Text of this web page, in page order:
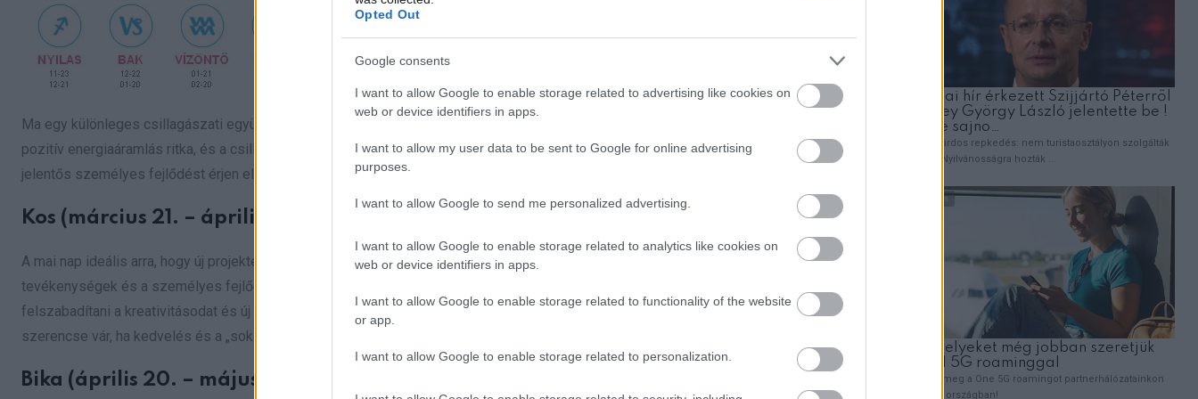
Opted Out
Google consents
I want to allow Google to enable storage related to advertising like cookies on
web or device identifiers in apps.
I want to allow my user data to be sent to Google for online advertising
purposes.
I want to allow Google to send me personalized advertising.
I want to allow Google to enable storage related to analytics like cookies on
web or device identifiers in apps.
I want to allow Google to enable storage related to functionality of the website
or app.
I want to allow Google to enable storage related to personalization.
Ma egy különleges csillagászati együttállásnak köszönhetően az elmúlt évtized legszerencsésebb napját ünnepelhetjük. Az ilyen erős
pozitív energiaáramlás ritka, és a csillagok kedvező állása különleges lehetőséget kínál mindenkinek, hogy vágyait megvalósítsa és
jelentős személyes fejlődést érjen el.
Kos (március 21. – április 19.)
A mai nap ideális arra, hogy új projekteket indíts és bátor döntéseket hozz. A csillagok állása különösen kedvező a kreatív
tevékenységek és a személyes fejlődés szempontjából. Használd ki ezt a napot, hogy elérd céljaidat! Az újhold energiái segítenek
felszabadítani a kreativitásodat és új lehetőségeket teremteni számodra. Legyen bátorságod nagyot álmodni és új utakra lépni. Hét év
szerencse vár, ha kedvelés és a „sok szerencsét” beírása után gördítesz lejjebb!
Bika (április 20. – május 20.)